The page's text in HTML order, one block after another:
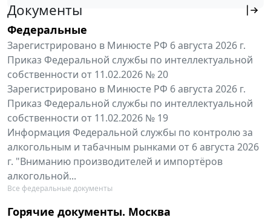
Документы
Федеральные
Зарегистрировано в Минюсте РФ 6 августа 2026 г.
Приказ Федеральной службы по интеллектуальной
собственности от 11.02.2026 № 20
Зарегистрировано в Минюсте РФ 6 августа 2026 г.
Приказ Федеральной службы по интеллектуальной
собственности от 11.02.2026 № 19
Информация Федеральной службы по контролю за
алкогольным и табачным рынками от 6 августа 2026
г. "Вниманию производителей и импортёров
алкогольной...
Все федеральные документы
Горячие документы. Москва